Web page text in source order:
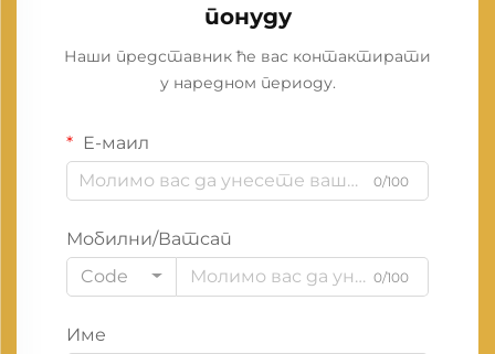
понуду
Наши представник ће вас контактирати
у наредном периоду.
Е-маил
0/100
Мобилни/Ватсап
Code
0/100
Име